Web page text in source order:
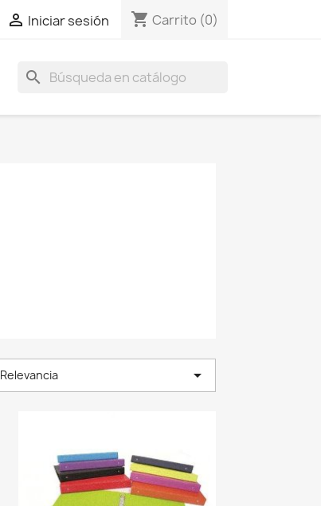
 Iniciar sesión shopping_cart Carrito (0)
search
Relevancia 